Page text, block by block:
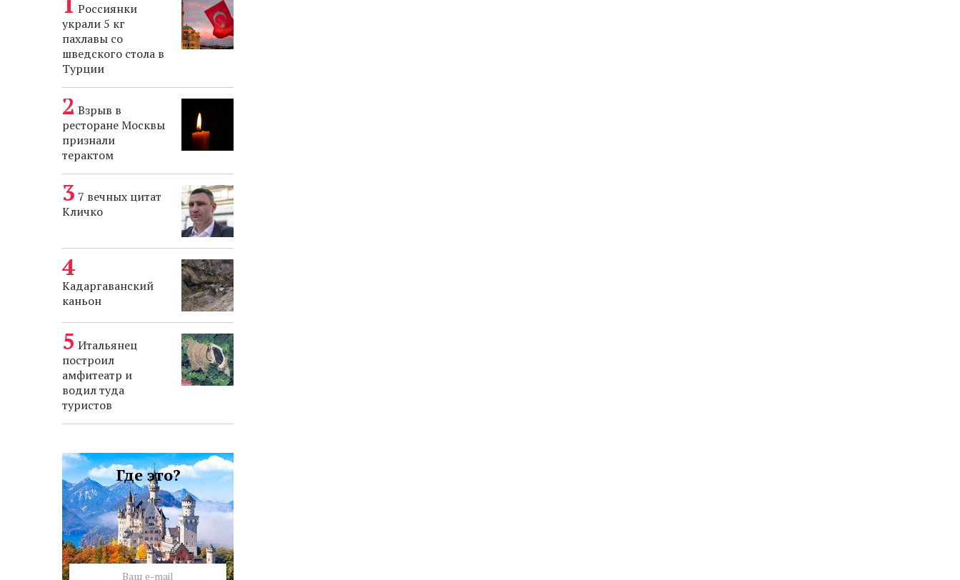
Россиянки
украли 5 кг
пахлавы со
шведского стола в
Турции
Взрыв в
ресторане Москвы
признали
терактом
7 вечных цитат
Кличко
Кадаргаванский
каньон
Итальянец
построил
амфитеатр и
водил туда
туристов
Где это?